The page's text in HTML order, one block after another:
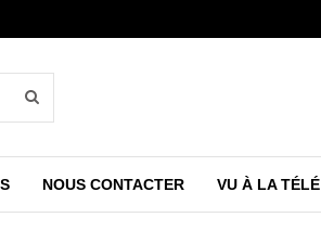
NOUS CONTACTER VU À LA TÉLÉ